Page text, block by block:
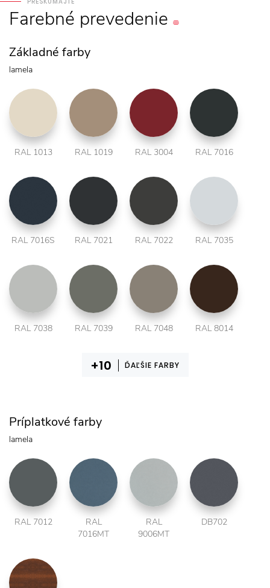
Farebné prevedenie
Základné farby
lamela
RAL 1013 RAL 1019 RAL 3004 RAL 7016
RAL 7016S RAL 7021 RAL 7022 RAL 7035
RAL 7038 RAL 7039 RAL 7048 RAL 8014
ĎAĽŠIE FARBY
Príplatkové farby
lamela
RAL 7012
RAL
7016MT
RAL
9006MT
DB702